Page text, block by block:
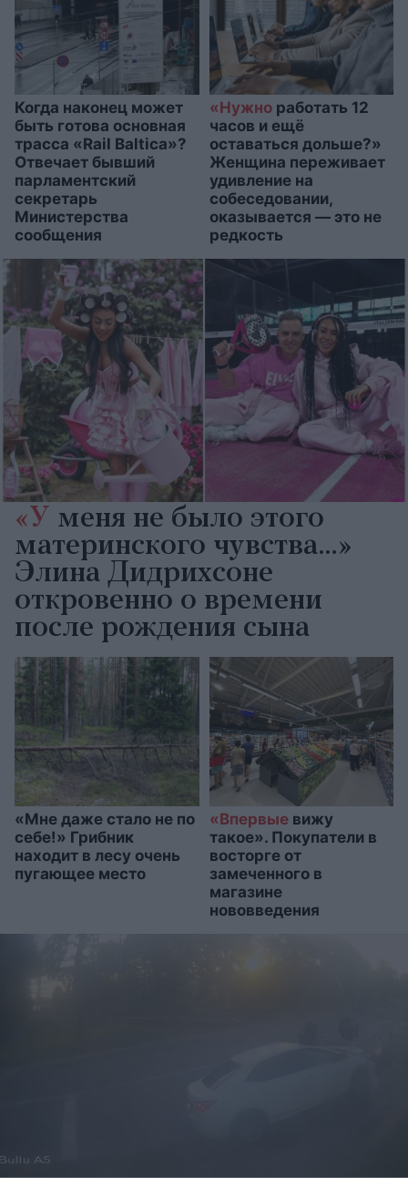
Когда наконец может
быть готова основная
трасса «Rail Baltica»?
Отвечает бывший
парламентский
секретарь
Министерства
сообщения
«Нужноработать 12
часов и ещё
оставаться дольше?»
Женщина переживает
удивление на
собеседовании,
оказывается — это не
редкость
«У меня не было этого
материнского чувства…»
Элина Дидрихсоне
откровенно о времени
после рождения сына
«Мне даже стало не по
себе!» Грибник
находит в лесу очень
пугающее место
«Впервыевижу
такое». Покупатели в
восторге от
замеченного в
магазине
нововведения